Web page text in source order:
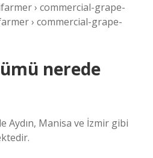
› commercial-grape-
› commercial-grape-
nerede
Aydın, Manisa ve İzmir gibi